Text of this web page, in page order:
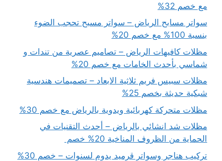
مع خصم 32%
سواتر مسابح الرياض – سواتر مسبح تحجب الضوء
بنسبة 100% مع خصم 20%
مظلات كافيهات الرياض – تصاميم عصرية من تندات و
شماسي بأحدث الخامات مع خصم 20%
مظلات سبيس فريم ثلاثية الابعاد – تصميمات هندسية
شبكية حديثة بخصم 25%
مظلات متحركة كهربائية ويدوية بالرياض مع خصم 30%
مظلات شد انشائي بالرياض – أحدث التقنيات في
الحماية من الظروف المناخية 20% خصم
تركيب هناجر وسواتر قرميد يدوم لسنوات – خصم 30%